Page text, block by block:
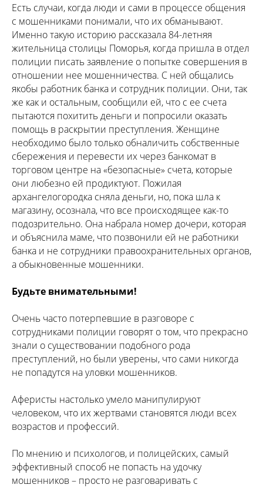
Есть случаи, когда люди и сами в процессе общения
с мошенниками понимали, что их обманывают.
Именно такую историю рассказала 84-летняя
жительница столицы Поморья, когда пришла в отдел
полиции писать заявление о попытке совершения в
отношении нее мошенничества. С ней общались
якобы работник банка и сотрудник полиции. Они, так
же как и остальным, сообщили ей, что с ее счета
пытаются похитить деньги и попросили оказать
помощь в раскрытии преступления. Женщине
необходимо было только обналичить собственные
сбережения и перевести их через банкомат в
торговом центре на «безопасные» счета, которые
они любезно ей продиктуют. Пожилая
архангелогородка сняла деньги, но, пока шла к
магазину, осознала, что все происходящее как-то
подозрительно. Она набрала номер дочери, которая
и объяснила маме, что позвонили ей не работники
банка и не сотрудники правоохранительных органов,
а обыкновенные мошенники.
Будьте внимательными!
Очень часто потерпевшие в разговоре с
сотрудниками полиции говорят о том, что прекрасно
знали о существовании подобного рода
преступлений, но были уверены, что сами никогда
не попадутся на уловки мошенников.
Аферисты настолько умело манипулируют
человеком, что их жертвами становятся люди всех
возрастов и профессий.
По мнению и психологов, и полицейских, самый
эффективный способ не попасть на удочку
мошенников – просто не разговаривать с